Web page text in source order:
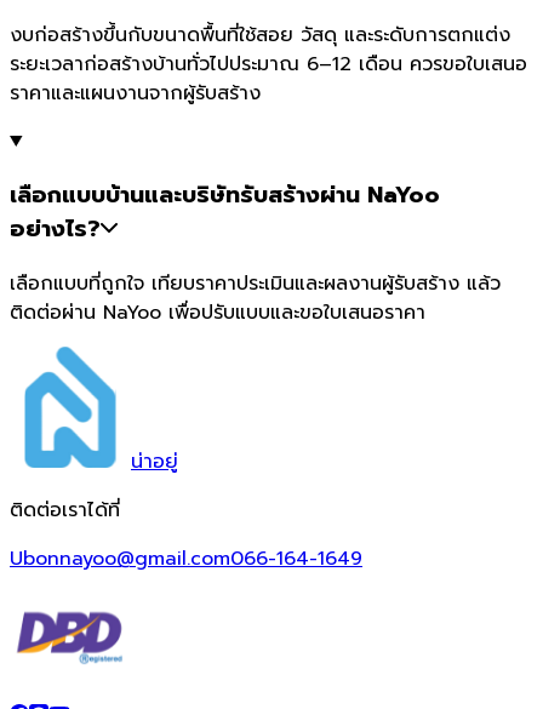
งบก่อสร้างขึ้นกับขนาดพื้นที่ใช้สอย วัสดุ และระดับการตกแต่ง
ระยะเวลาก่อสร้างบ้านทั่วไปประมาณ 6–12 เดือน ควรขอใบเสนอ
ราคาและแผนงานจากผู้รับสร้าง
เลือกแบบบ้านและบริษัทรับสร้างผ่าน NaYoo
อย่างไร?
เลือกแบบที่ถูกใจ เทียบราคาประเมินและผลงานผู้รับสร้าง แล้ว
ติดต่อผ่าน NaYoo เพื่อปรับแบบและขอใบเสนอราคา
น่าอยู่
ติดต่อเราได้ที่
Ubonnayoo@gmail.com066-164-1649